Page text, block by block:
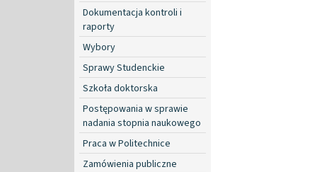
Dokumentacja kontroli i
raporty
Wybory
Sprawy Studenckie
Szkoła doktorska
Postępowania w sprawie
nadania stopnia naukowego
Praca w Politechnice
Zamówienia publiczne